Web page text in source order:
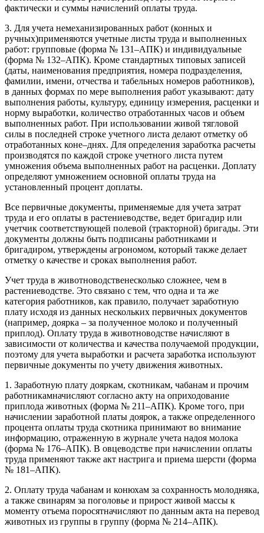
фактически и суммы начислений оплаты труда.
3. Для учета немеханизированных работ (конных и
ручных)применяются учетные листы труда и выполненных
работ: групповые (форма № 131–АПК) и индивидуальные
(форма № 132–АПК). Кроме стандартных типовых записей
(даты, наименования предприятия, номера подразделения,
фамилии, имени, отчества и табельных номеров работников),
в данных формах по мере выполнения работ указывают: дату
выполнения работы, культуру, единицу измерения, расценки и
норму выработки, количество отработанных часов и объем
выполненных работ. При использовании живой тягловой
силы в последней строке учетного листа делают отметку об
отработанных коне–днях. Для определения заработка расчеты
производятся по каждой строке учетного листа путем
умножения объема выполненных работ на расценки. Доплату
определяют умножением основной оплаты труда на
установленный процент доплаты.
Все первичные документы, применяемые для учета затрат
труда и его оплаты в растениеводстве, ведет бригадир или
учетчик соответствующей полевой (тракторной) бригады. Эти
документы должны быть подписаны работниками и
бригадиром, утверждены агрономом, который также делает
отметку о качестве и сроках выполнения работ.
Учет труда в животноводственесколько сложнее, чем в
растениеводстве. Это связано с тем, что одна и та же
категория работников, как правило, получает заработную
плату исходя из данных нескольких первичных документов
(например, доярка – за полученное молоко и полученный
приплод). Оплату труда в животноводстве начисляют в
зависимости от количества и качества получаемой продукции,
поэтому для учета выработки и расчета заработка используют
первичные документы по учету движения животных.
1. Заработную плату дояркам, скотникам, чабанам и прочим
работникамначисляют согласно акту на оприходование
приплода животных (форма № 211–АПК). Кроме того, при
начислении заработной платы доярок, а также определенного
процента оплаты труда скотника принимают во внимание
информацию, отраженную в журнале учета надоя молока
(форма № 176–АПК). В овцеводстве при начислении оплаты
труда применяют также акт настрига и приема шерсти (форма
№ 181–АПК).
2. Оплату труда чабанам и конюхам за сохранность молодняка,
а также свинарям за поголовье и прирост живой массы к
моменту отъема поросятначисляют по данным акта на перевод
животных из группы в группу (форма № 214–АПК).